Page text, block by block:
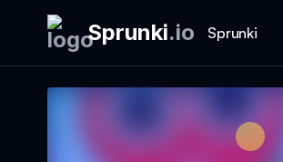
Sprunki.io Sprunki